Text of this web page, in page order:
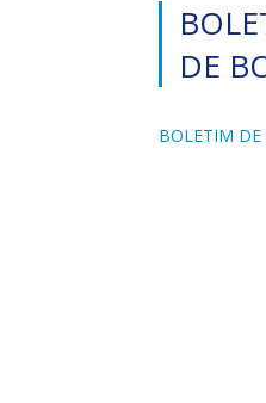
DE
BOLETIM DE